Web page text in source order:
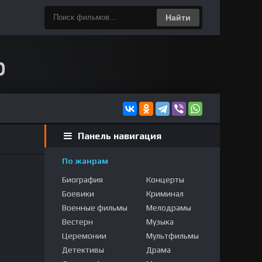
Найти
Панель навигация
По жанрам
Биография
Боевики
Военные фильмы
Вестерн
Церемонии
Детективы
Концерты
Криминал
Мелодрамы
Музыка
Мультфильмы
Драма